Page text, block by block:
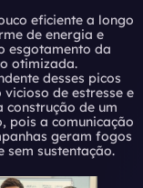
eficiente a longo
de energia e
esgotamento da
otimizada.
desses picos
de estresse e
de um
pois a comunicação
geram fogos
sem sustentação.